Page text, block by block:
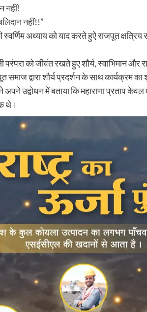
नहीं!
नहीं!!”
अध्याय को याद करते हुऐ राजपूत क्षत्रिय
को जीवंत रखते हुए शौर्य, स्वाभिमान और
समाज द्वारा शौर्य प्रदर्शन के साथ कार्यक्रम
अपने उद्बोधन में बताया कि महाराणा प्रताप
थे।